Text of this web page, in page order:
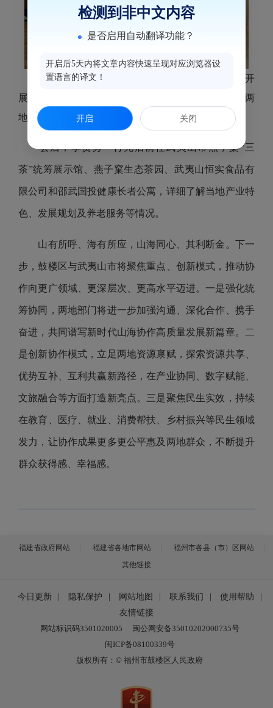
座谈会上，李贵勇副书记回顾了新时代山海协作开
展以来的工作成效，对今后工作提出思路建议，希望两
地同心同向、久久为功，持续推动协作再上新台阶。
会后，李贵勇一行先后前往武夷山市燕子窠“三
茶”统筹展示馆、燕子窠生态茶园、武夷山恒实食品有
限公司和邵武国投健康长者公寓 ，详细了解当地产业特
色、发展规划及养老服务等情况。
山有所呼、海有所应，山海同心、其利断金。下一
步，鼓楼区与武夷山市将聚焦重点、创新模式，推动协
作向更广领域、更深层次、更高水平迈进。 一是强化统
筹协同 ，两地部门将进一步加强沟通、深化合作、携手
奋进，共同谱写新时代山海协作高质量发展新篇章。 二
是创新协作模式 ，立足两地资源禀赋，探索资源共享、
优势互补、互利共赢新路径，在产业协同、数字赋能、
文旅融合等方面打造新亮点。 三是聚焦民生实效 ，持续
在教育、医疗、就业、消费帮扶、乡村振兴等民生领域
发力，让协作成果更多更公平惠及两地群众，不断提升
群众获得感、幸福感。
福建省政府网站 福建省各地市网站
福州市各县（市）区网站
其他链接
今日更新 隐私保护 网站地图 联系我们 使用帮助
友情链接
网站标识码3501020005
闽公网安备35010202000735号
闽ICP备08100339号
版权所有：© 福州市鼓楼区人民政府
检测到非中文内容
是否启用自动翻译功能？
开启后5天内将文章内容快速呈现对应浏览器设
置语言的译文！
开启 关闭